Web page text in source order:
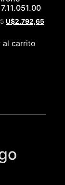
U$2.792,65
al carrito